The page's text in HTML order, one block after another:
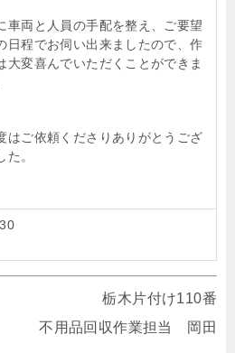
車両と人員の手配を整え、ご要望
日程でお伺い出来ましたので、作
大変喜んでいただくことができま
はご依頼くださりありがとうござ
た。
栃木片付け110番
不用品回収作業担当 岡田